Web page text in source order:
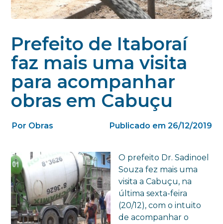
Prefeito de Itaboraí
faz mais uma visita
para acompanhar
obras em Cabuçu
Por Obras Publicado em 26/12/2019
O prefeito Dr. Sadinoel
Souza fez mais uma
visita a Cabuçu, na
última sexta-feira
(20/12), com o intuito
de acompanhar o